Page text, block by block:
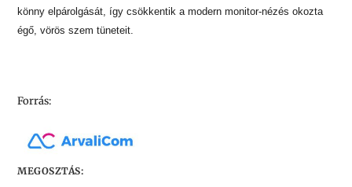
könny elpárolgását, így csökkentik a modern monitor-nézés okozta
égő, vörös szem tüneteit.
Forrás:
MEGOSZTÁS: